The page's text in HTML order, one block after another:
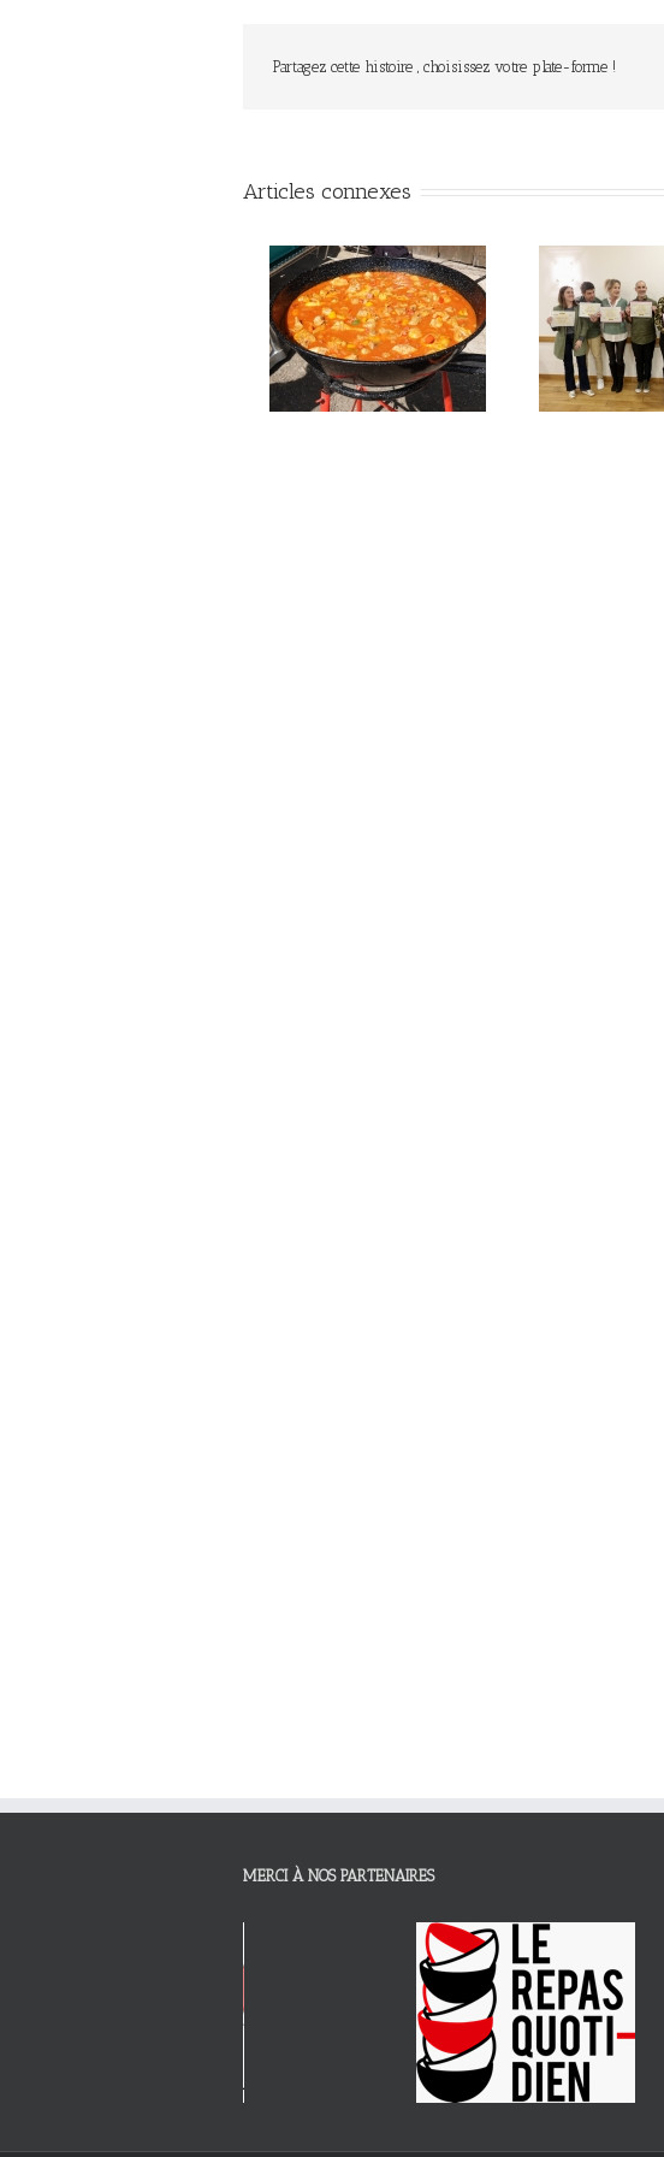
Partagez cette histoire , choisissez votre plate-forme !
Articles connexes
MERCI À NOS PARTENAIRES